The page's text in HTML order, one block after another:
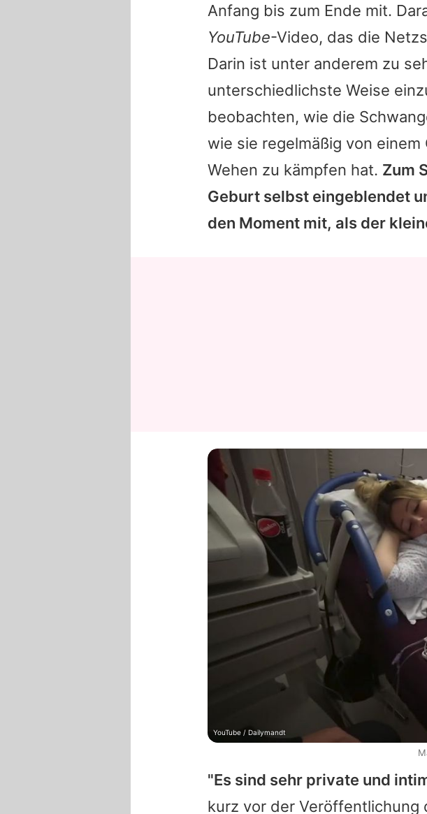
Anfang bis zum Ende mit.
YouTube-Video, das die
Darin ist unter anderem zu
unterschiedlichste Weise
beobachten, wie die
wie sie regelmäßig von
Wehen zu kämpfen hat. Zum
Geburt selbst eingeblendet
den Moment mit, als der
"Es sind sehr private und
kurz vor der Veröffentlichung
YouTube / Dailymandt